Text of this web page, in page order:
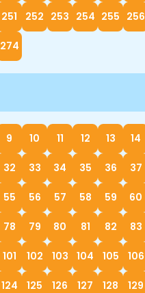
251 252 253 254 255 256
274
9 10 11 12 13 14
32 33 34 35 36 37
55 56 57 58 59 60
78 79 80 81 82 83
101 102 103 104 105 106
124 125 126 127 128 129